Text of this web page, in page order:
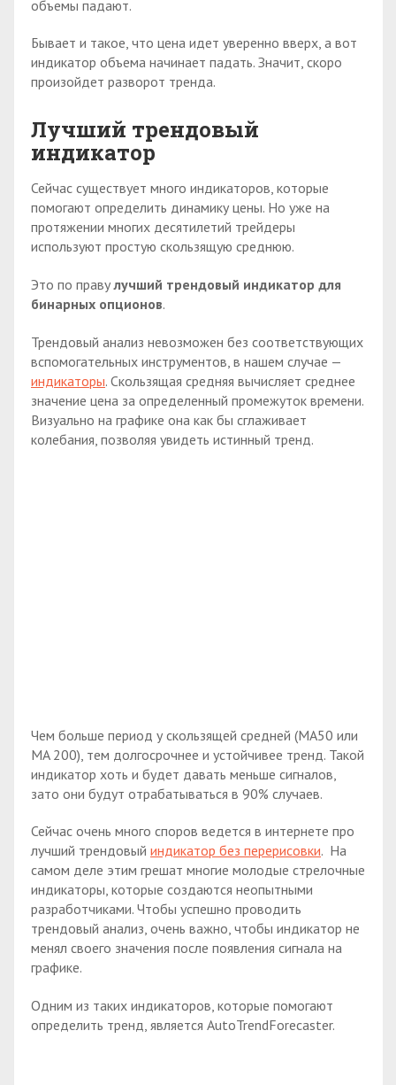
объемы падают.
Бывает и такое, что цена идет уверенно вверх, а вот
индикатор объема начинает падать. Значит, скоро
произойдет разворот тренда.
Лучший трендовый
индикатор
Сейчас существует много индикаторов, которые
помогают определить динамику цены. Но уже на
протяжении многих десятилетий трейдеры
используют простую скользящую среднюю.
Это по правулучший трендовый индикатор для
бинарных опционов.
Трендовый анализ невозможен без соответствующих
вспомогательных инструментов, в нашем случае —
индикаторы. Скользящая средняя вычисляет среднее
значение цена за определенный промежуток времени.
Визуально на графике она как бы сглаживает
колебания, позволяя увидеть истинный тренд.
Чем больше период у скользящей средней (MA50 или
MA 200), тем долгосрочнее и устойчивее тренд. Такой
индикатор хоть и будет давать меньше сигналов,
зато они будут отрабатываться в 90% случаев.
Сейчас очень много споров ведется в интернете про
лучший трендовый индикатор без перерисовки. На
самом деле этим грешат многие молодые стрелочные
индикаторы, которые создаются неопытными
разработчиками. Чтобы успешно проводить
трендовый анализ, очень важно, чтобы индикатор не
менял своего значения после появления сигнала на
графике.
Одним из таких индикаторов, которые помогают
определить тренд, является AutoTrendForecaster.